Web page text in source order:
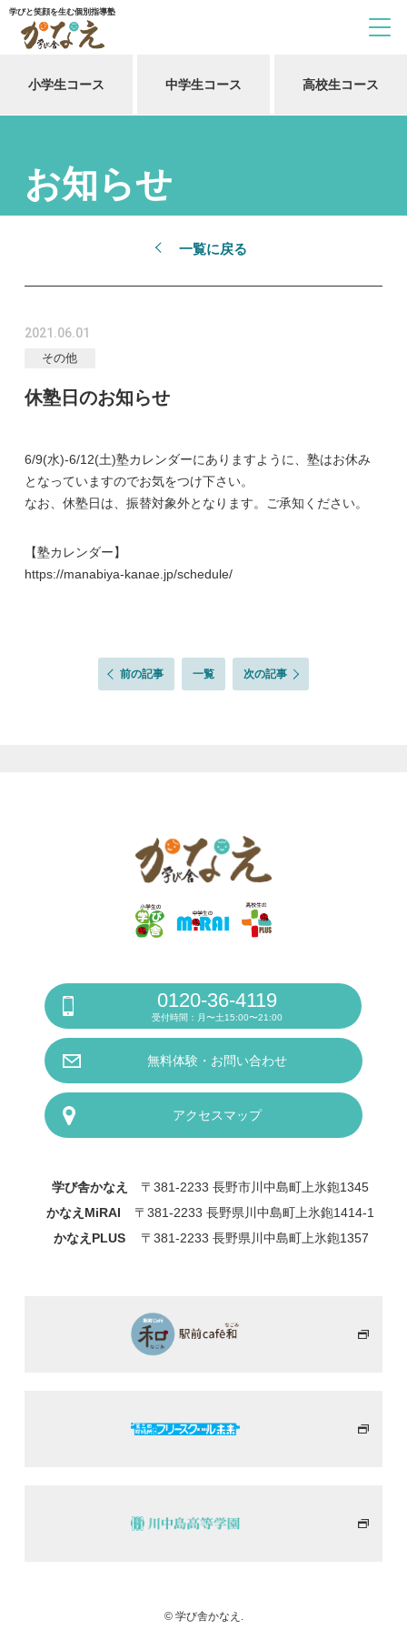
学びと笑顔を生む個別指導塾
小学生コース 中学生コース 高校生コース
お知らせ
一覧に戻る
2021.06.01
その他
休塾日のお知らせ
6/9(水)-6/12(土)塾カレンダーにありますように、塾はお休み
となっていますのでお気をつけ下さい。
なお、休塾日は、振替対象外となります。ご承知ください。
【塾カレンダー】
https://manabiya-kanae.jp/schedule/
前の記事 一覧 次の記事
0120-36-4119
受付時間：月〜土15:00〜21:00
無料体験・お問い合わせ
アクセスマップ
学び舎かなえ
〒381-2233 長野市川中島町上氷鉋1345
かなえMiRAI
〒381-2233 長野県川中島町上氷鉋1414-1
かなえPLUS
〒381-2233 長野県川中島町上氷鉋1357
© 学び舎かなえ.